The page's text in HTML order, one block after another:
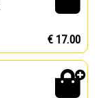
€ 17.00